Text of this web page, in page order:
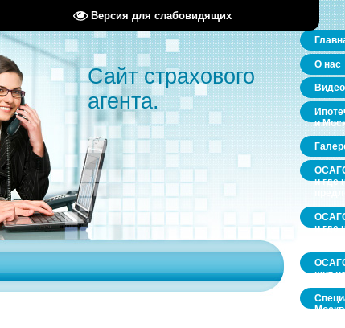
Версия для слабовидящих
Сайт страхового
агента.
О нас
Видео
и
и где
и где
щит